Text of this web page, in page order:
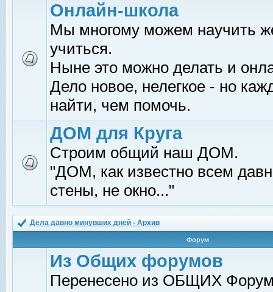
Онлайн-школа
Мы многому можем научить
учиться.
Ныне это можно делать и
Дело новое, нелегкое - но
найти, чем помочь.
ДОМ для Круга
Строим общий наш ДОМ.
"ДОМ, как известно всем
стены, не окно..."
Дела давно минувших дней - Архив
Форум
Из Общих форумов
Перенесено из ОБЩИХ